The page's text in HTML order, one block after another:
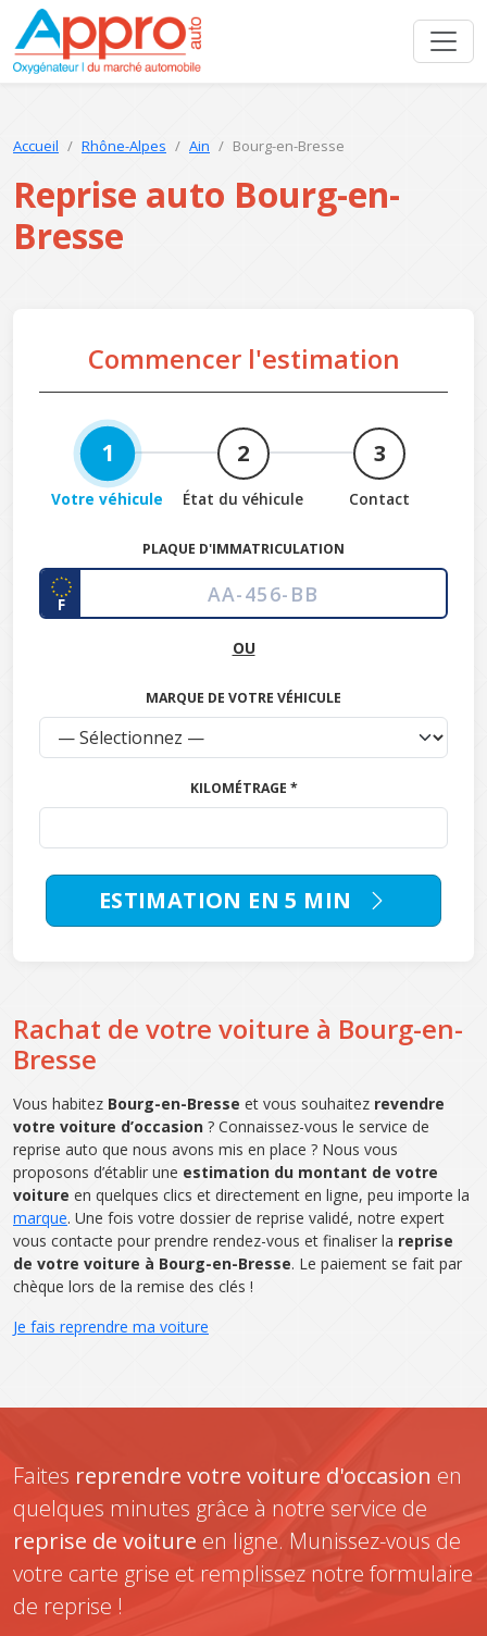
Accueil Rhône-Alpes Ain Bourg-en-Bresse
Reprise auto Bourg-en-
Bresse
Commencer l'estimation
1
Votre véhicule
2
État du véhicule
3
Contact
PLAQUE D'IMMATRICULATION
F
OU
MARQUE DE VOTRE VÉHICULE
KILOMÉTRAGE *
ESTIMATION EN 5 MIN
Rachat de votre voiture à Bourg-en-
Bresse
Vous habitez Bourg-en-Bresse et vous souhaitez revendre
votre voiture d’occasion ? Connaissez-vous le service de
reprise auto que nous avons mis en place ? Nous vous
proposons d’établir une estimation du montant de votre
voiture en quelques clics et directement en ligne, peu importe la
marque. Une fois votre dossier de reprise validé, notre expert
vous contacte pour prendre rendez-vous et finaliser la reprise
de votre voiture à Bourg-en-Bresse. Le paiement se fait par
chèque lors de la remise des clés !
Je fais reprendre ma voiture
Faites reprendre votre voiture d'occasion en
quelques minutes grâce à notre service de
reprise de voiture en ligne. Munissez-vous de
votre carte grise et remplissez notre formulaire
de reprise !